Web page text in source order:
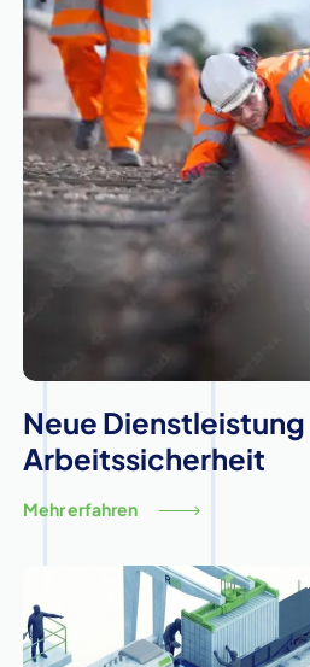
Neue Dienstleistung
Arbeitssicherheit
Mehr erfahren